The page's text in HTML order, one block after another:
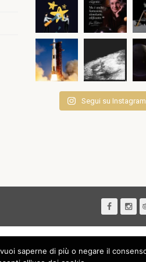
Segui su Instagram
saperne di più o negare il